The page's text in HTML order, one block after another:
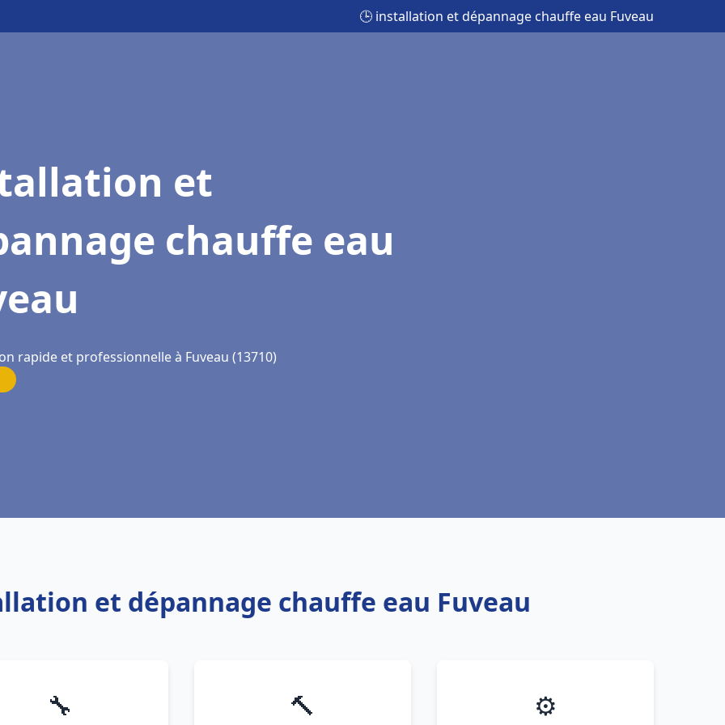
🕒 installation et dépannage chauffe eau Fuveau
et
chauffe eau
rapide et professionnelle à Fuveau (13710)
et dépannage chauffe eau Fuveau
🔧 🔨 ⚙️